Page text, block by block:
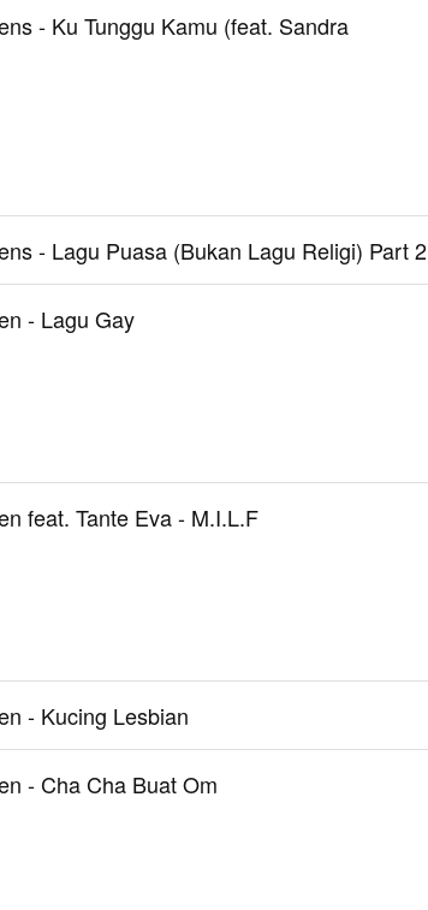
- Ku Tunggu Kamu (feat. Sandra
- Lagu Puasa (Bukan Lagu Religi) Part 2
- Lagu Gay
feat. Tante Eva - M.I.L.F
- Kucing Lesbian
- Cha Cha Buat Om